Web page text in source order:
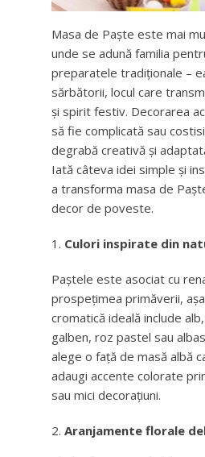
Masa de Paște este mai
unde se adună familia
preparatele tradiționale –
sărbătorii, locul care
și spirit festiv. Decorarea
să fie complicată sau
degrabă creativă și
Iată câteva idei simple și
a transforma masa de
decor de poveste.
Culori inspirate din
Paștele este asociat cu
prospețimea primăverii,
cromatică ideală include
galben, roz pastel sau
alege o față de masă albă
adaugi accente colorate
sau mici decorațiuni.
Aranjamente florale